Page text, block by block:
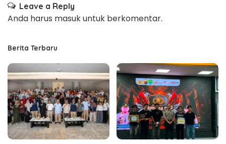
Leave a Reply
Anda harus masukuntuk berkomentar.
Berita Terbaru